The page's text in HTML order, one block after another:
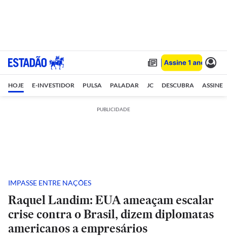
HOJE E-INVESTIDOR PULSA PALADAR JC DESCUBRA ASSINE
PUBLICIDADE
IMPASSE ENTRE NAÇÕES
Raquel Landim: EUA ameaçam escalar
crise contra o Brasil, dizem diplomatas
americanos a empresários